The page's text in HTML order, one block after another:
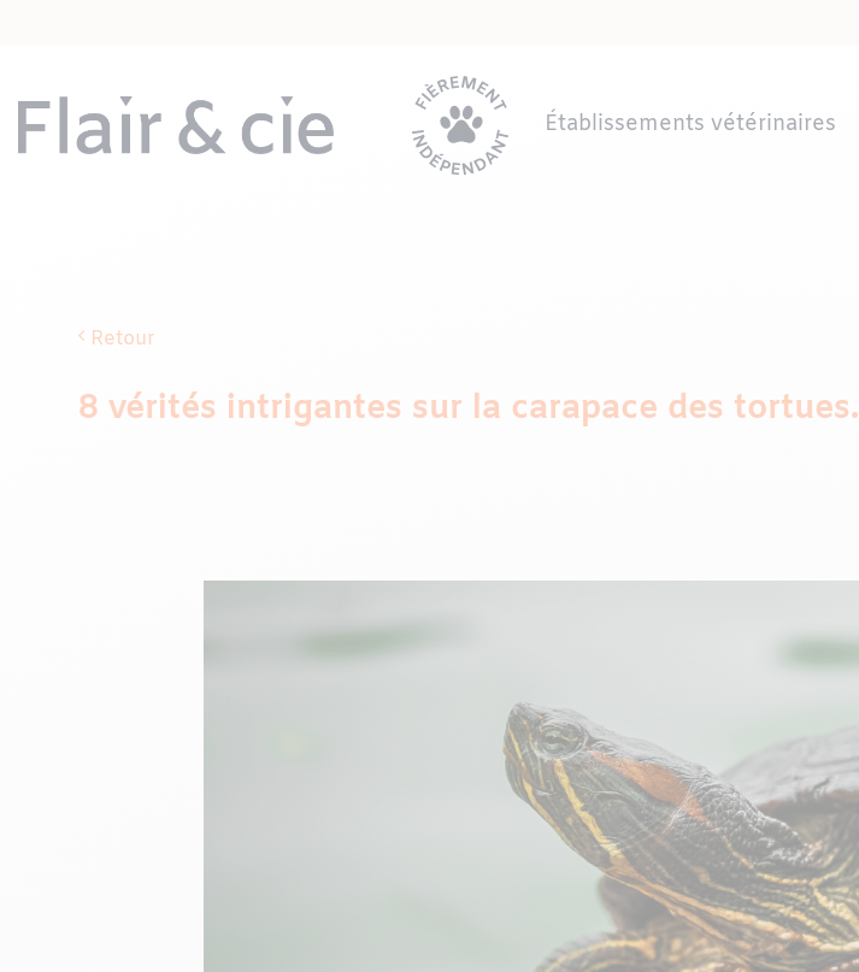
Établissements vétérinaires
Retour
8 vérités intrigantes sur la carapace des tortues.